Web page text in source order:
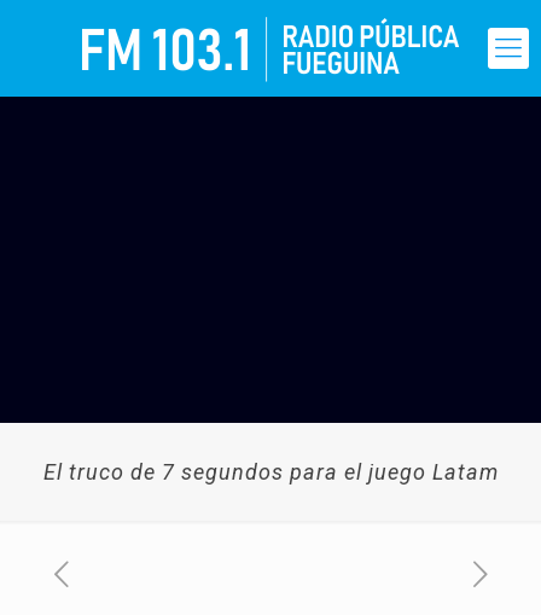
El truco de 7 segundos para el juego Latam